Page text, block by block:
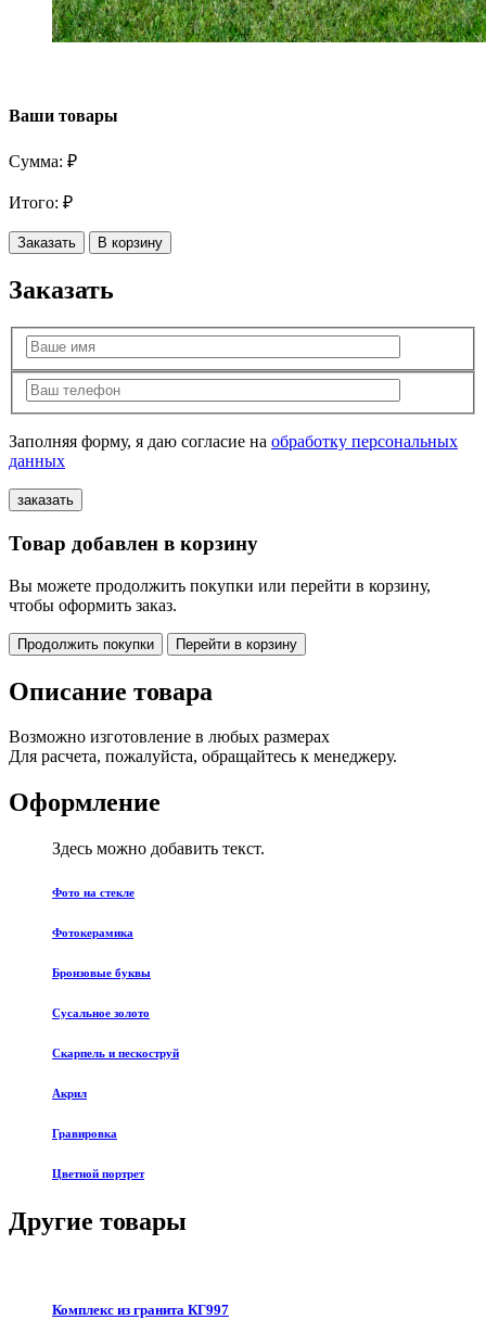
Ваши товары
Сумма: ₽
Итого: ₽
Заказать В корзину
Заказать
Заполняя форму, я даю согласие на обработку персональных
данных
Товар добавлен в корзину
Вы можете продолжить покупки или перейти в корзину,
чтобы оформить заказ.
Продолжить покупки Перейти в корзину
Описание товара
Возможно изготовление в любых размерах
Для расчета, пожалуйста, обращайтесь к менеджеру.
Оформление
Здесь можно добавить текст.
Фото на стекле
Фотокерамика
Бронзовые буквы
Сусальное золото
Скарпель и пескоструй
Акрил
Гравировка
Цветной портрет
Другие товары
Комплекс из гранита КГ997